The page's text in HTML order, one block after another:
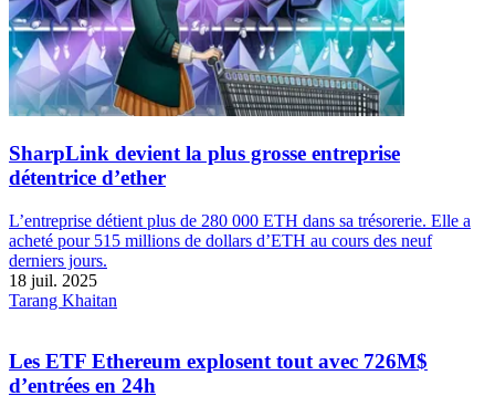
SharpLink devient la plus grosse entreprise
détentrice d’ether
L’entreprise détient plus de 280 000 ETH dans sa trésorerie. Elle a
acheté pour 515 millions de dollars d’ETH au cours des neuf
derniers jours.
18 juil. 2025
Tarang Khaitan
Les ETF Ethereum explosent tout avec 726M$
d’entrées en 24h